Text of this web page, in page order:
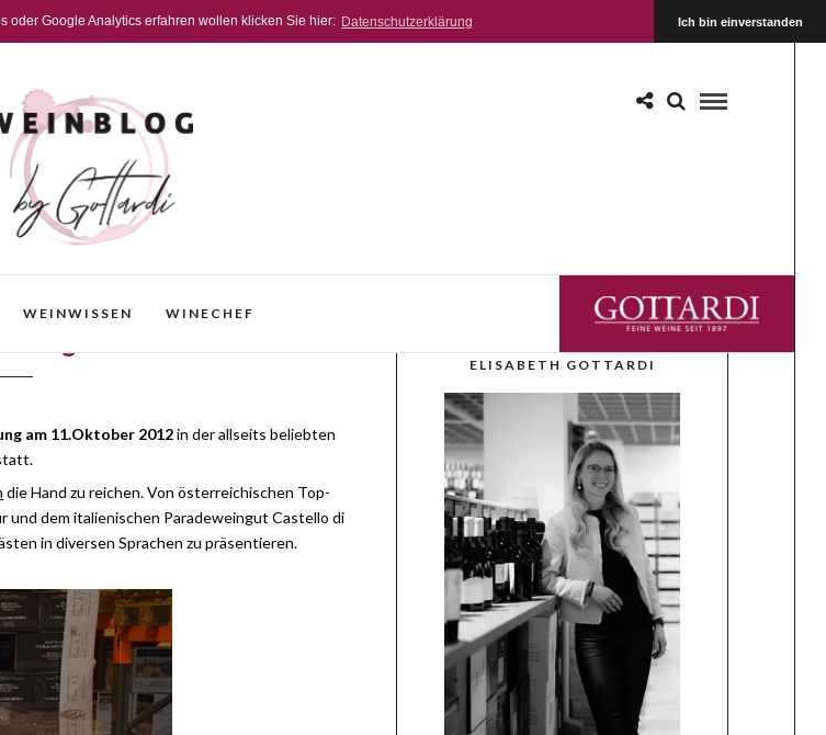
oder Google Analytics erfahren wollen klicken Sie hier: Datenschutzerklärung Ich bin einverstanden
WEINWISSEN WINECHEF GOTTARDI FEINE WEINE
am 11.Oktober 2012in der allseits beliebten
die Hand zu reichen. Von österreichischen Top-
und dem italienischen Paradeweingut Castello di
in diversen Sprachen zu präsentieren.
ELISABETH GOTTARDI